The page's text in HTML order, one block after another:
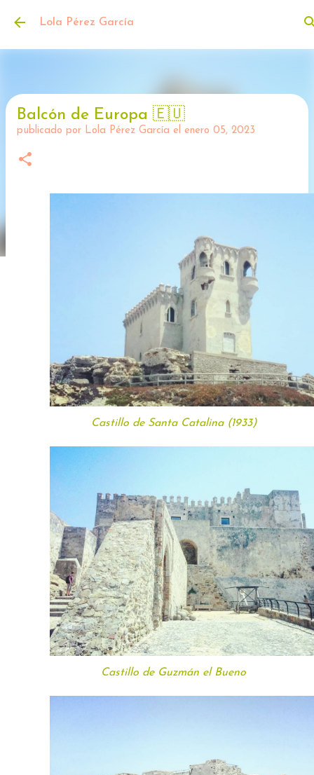
Ir al contenido principal
Lola Pérez García
Balcón de Europa 🇪🇺
publicado por Lola Pérez García el enero 05, 2023
Castillo de Santa Catalina (1933)
Castillo de Guzmán el Bueno